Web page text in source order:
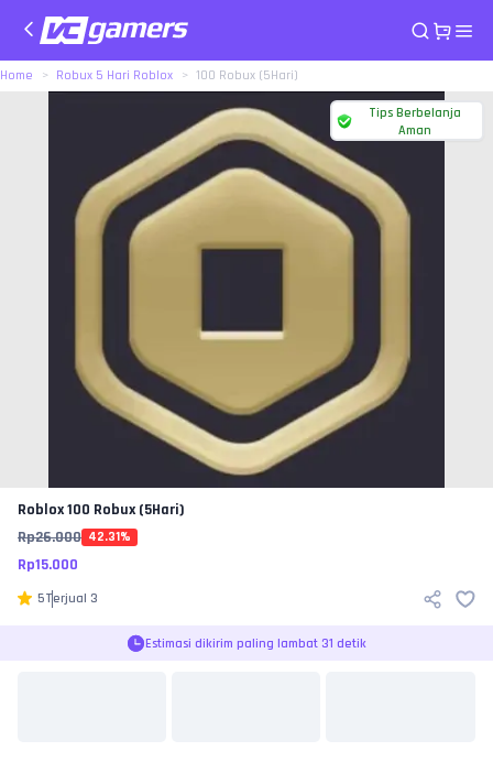
Home Robux 5 Hari Roblox 100 Robux (5Hari)
Tips Berbelanja
Aman
Roblox100 Robux (5Hari)
Rp26.000 42.31%
Rp15.000
5Terjual 3
Estimasi dikirim paling lambat 31 detik